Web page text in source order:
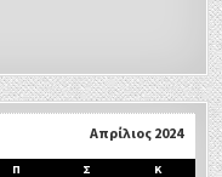
Απρίλιος 2024
Π Σ Κ